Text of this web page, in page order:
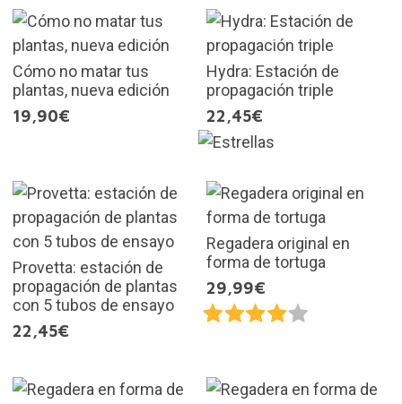
Cómo no matar tus
plantas, nueva edición
19,90€
Hydra: Estación de
propagación triple
22,45€
Provetta: estación de
propagación de plantas
con 5 tubos de ensayo
22,45€
Regadera original en
forma de tortuga
29,99€